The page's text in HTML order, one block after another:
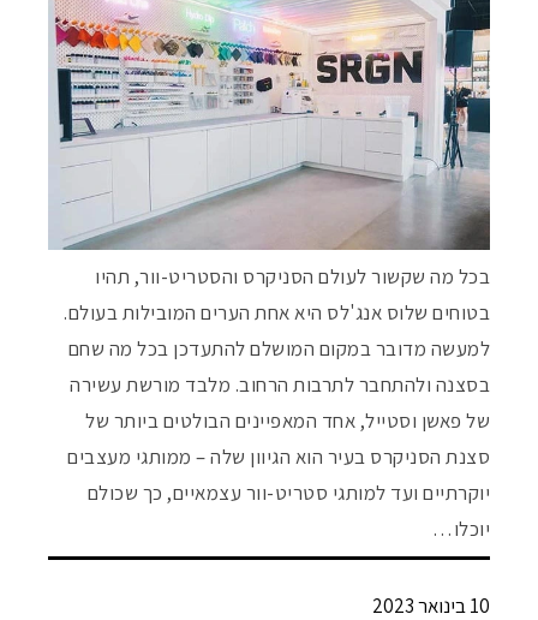
בכל מה שקשור לעולם הסניקרס והסטריט-וור, תהיו
בטוחים שלוס אנג'לס היא אחת הערים המובילות בעולם.
למעשה מדובר במקום המושלם להתעדכן בכל מה שחם
בסצנה ולהתחבר לתרבות הרחוב. מלבד מורשת עשירה
של פאשן וסטייל, אחד המאפיינים הבולטים ביותר של
סצנת הסניקרס בעיר הוא הגיוון שלה – ממותגי מעצבים
יוקרתיים ועד למותגי סטריט-וור עצמאיים, כך שכולם
יוכלו…
10 בינואר 2023